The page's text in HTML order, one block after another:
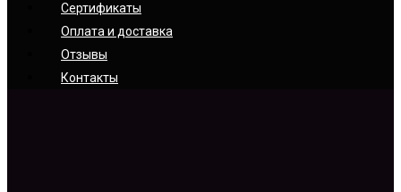
Сертификаты
Оплата и доставка
Отзывы
Контакты